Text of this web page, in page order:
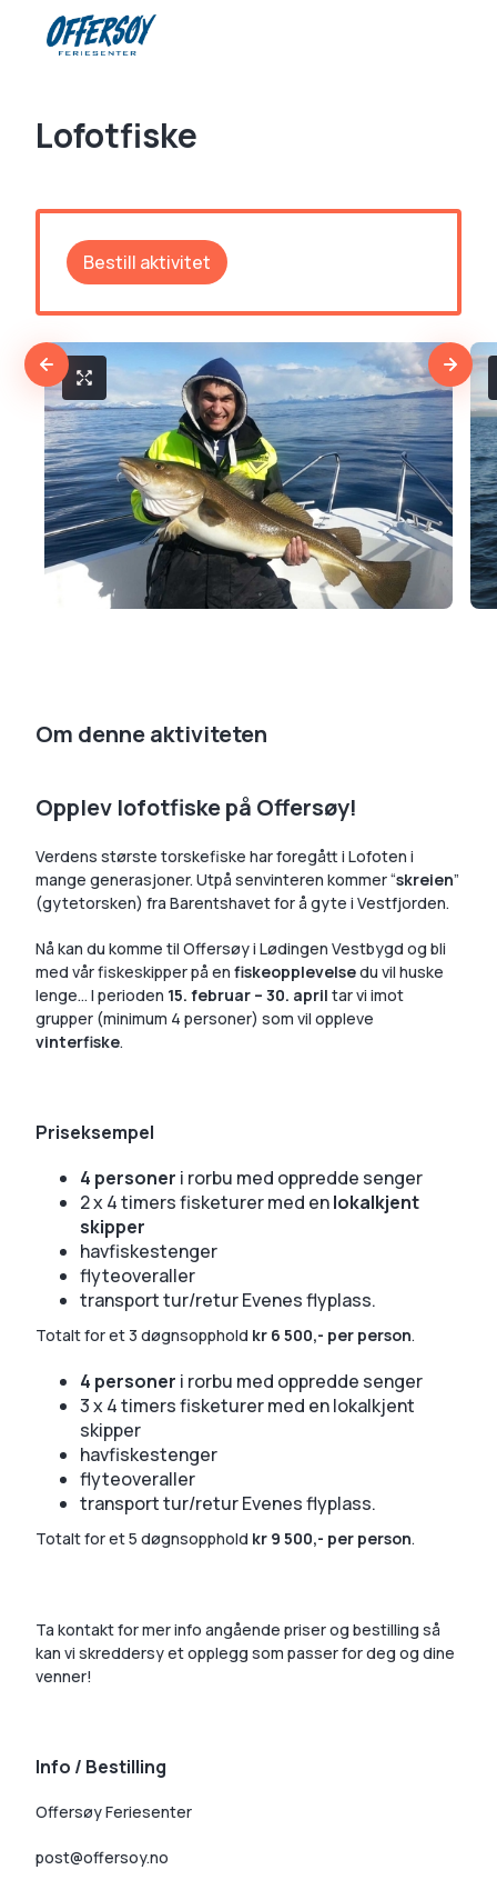
Lofotfiske
Bestill aktivitet
Om denne aktiviteten
Opplev lofotfiske på Offersøy!
Verdens største torskefiske har foregått i Lofoten i
mange generasjoner. Utpå senvinteren kommer “skreien”
(gytetorsken) fra Barentshavet for å gyte i Vestfjorden.
Nå kan du komme til Offersøy i Lødingen Vestbygd og bli
med vår fiskeskipper på en fiskeopplevelsedu vil huske
lenge… I perioden 15. februar – 30. april tar vi imot
grupper (minimum 4 personer) som vil oppleve
vinterfiske.
Priseksempel
4 personer i rorbu med oppredde senger
2 x 4 timers fisketurer med enlokalkjent
skipper
havfiskestenger
flyteoveraller
transport tur/retur Evenes flyplass.
Totalt for et 3 døgnsopphold kr 6 500,- per person.
4 personer i rorbu med oppredde senger
3 x 4 timers fisketurer med en lokalkjent
skipper
havfiskestenger
flyteoveraller
transport tur/retur Evenes flyplass.
Totalt for et 5 døgnsopphold kr 9 500,- per person.
Ta kontakt for mer info angående priser og bestilling så
kan vi skreddersy et opplegg som passer for deg og dine
venner!
Info / Bestilling
Offersøy Feriesenter
post@offersoy.no